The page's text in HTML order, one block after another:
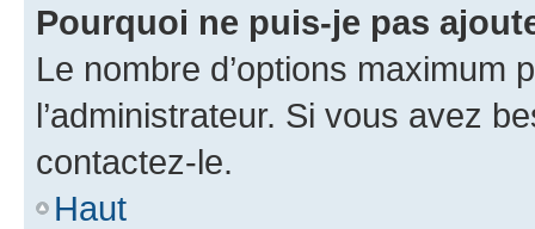
Pourquoi ne puis-je pas
Le nombre d’options maximum
l’administrateur. Si vous avez
contactez-le.
Haut